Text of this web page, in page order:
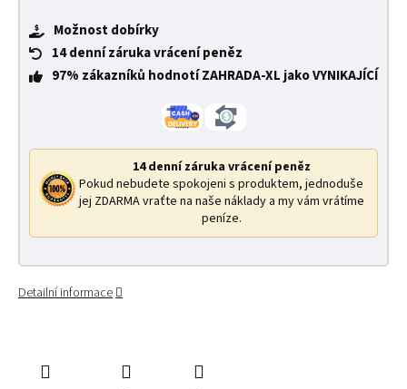
Možnost dobírky
14 denní záruka vrácení peněz
97% zákazníků hodnotí ZAHRADA-XL jako VYNIKAJÍCÍ
14 denní záruka vrácení peněz
Pokud nebudete spokojeni s produktem, jednoduše
jej ZDARMA vraťte na naše náklady a my vám vrátíme
peníze.
Detailní informace